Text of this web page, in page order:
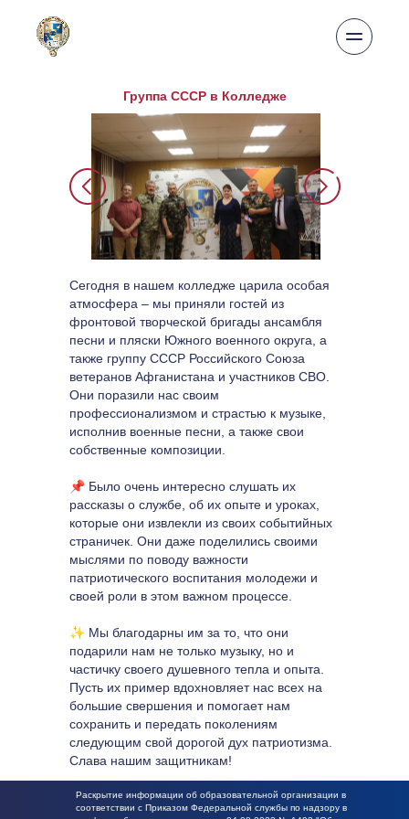
Группа СССР в Колледже
Сегодня в нашем колледже царила особая
атмосфера – мы приняли гостей из
фронтовой творческой бригады ансамбля
песни и пляски Южного военного округа, а
также группу СССР Российского Союза
ветеранов Афганистана и участников СВО.
Они поразили нас своим
профессионализмом и страстью к музыке,
исполнив военные песни, а также свои
собственные композиции.
📌 Было очень интересно слушать их
рассказы о службе, об их опыте и уроках,
которые они извлекли из своих событийных
страничек. Они даже поделились своими
мыслями по поводу важности
патриотического воспитания молодежи и
своей роли в этом важном процессе.
✨ Мы благодарны им за то, что они
подарили нам не только музыку, но и
частичку своего душевного тепла и опыта.
Пусть их пример вдохновляет нас всех на
большие свершения и помогает нам
сохранить и передать поколениям
следующим свой дорогой дух патриотизма.
Слава нашим защитникам!
Раскрытие информации об образовательной организации в
соответствии с Приказом Федеральной службы по надзору в